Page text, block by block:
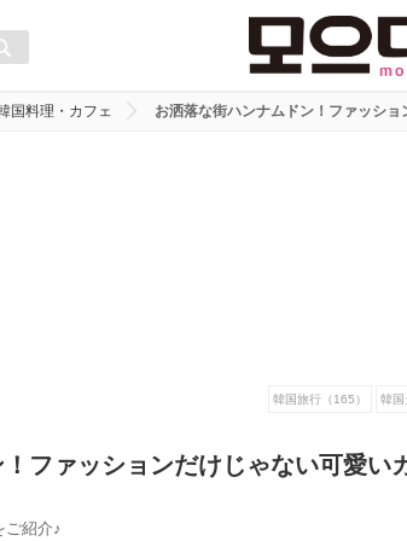
国料理・カフェ お洒落な街ハンナムドン！ファッシ
韓国旅行（165） 韓国
ファッションだけじゃない可愛い
ご紹介♪